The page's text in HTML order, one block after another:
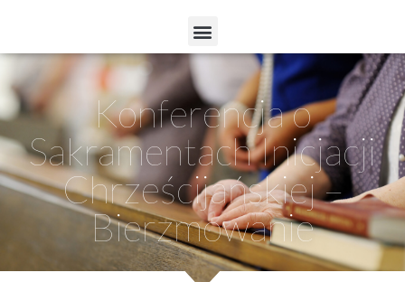
Konferencja o
Sakramentach Inicjacji
Chrześcijańskiej –
Bierzmowanie